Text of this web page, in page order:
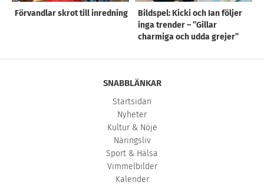
Förvandlar skrot till inredning
Bildspel: Kicki och Ian följer
inga trender – ”Gillar
charmiga och udda grejer”
SNABBLÄNKAR
Startsidan
Nyheter
Kultur & Nöje
Näringsliv
Sport & Hälsa
Vimmelbilder
Kalender